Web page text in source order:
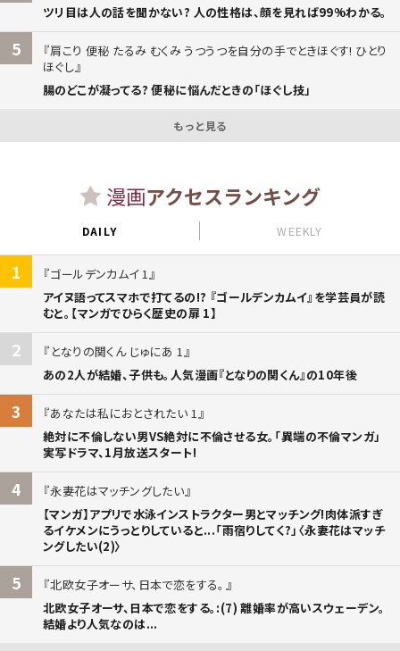
ツリ目は人の話を聞かない? 人の性格は、顔を見れば99%わかる。
5
肩こり 便秘 たるみ むくみ うつうつを自分の手でときほぐす! ひとり
ほぐし
腸のどこが凝ってる? 便秘に悩んだときの「ほぐし技」
もっと見る
漫画アクセスランキング
DAILY WEEKLY
1
ゴールデンカムイ 1
アイヌ語ってスマホで打てるの!? 『ゴールデンカムイ』を学芸員が読
むと。【マンガでひらく歴史の扉 1】
2
となりの関くん じゅにあ 1
あの2人が結婚、子供も。人気漫画『となりの関くん』の10年後
3
あなたは私におとされたい 1
絶対に不倫しない男VS絶対に不倫させる女。「異端の不倫マンガ」
実写ドラマ、1月放送スタート!
4
永妻花はマッチングしたい
【マンガ】アプリで水泳インストラクター男とマッチング!肉体派すぎ
るイケメンにうっとりしていると...「雨宿りしてく?」〈永妻花はマッチ
ングしたい(2)〉
5
北欧女子オーサ、日本で恋をする。
北欧女子オーサ、日本で恋をする。:(7) 離婚率が高いスウェーデン。
結婚より人気なのは...